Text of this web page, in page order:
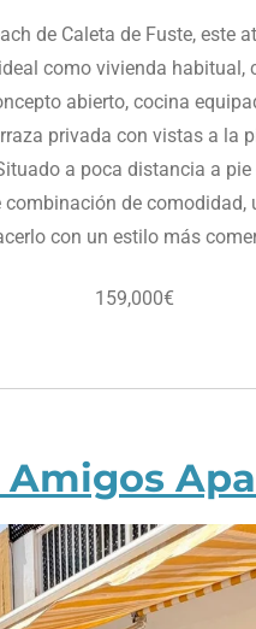
de Caleta de Fuste,
como vivienda habitual,
abierto, cocina
privada con vistas a la
a poca distancia a
de
con un estilo más
159,000€
Amigos